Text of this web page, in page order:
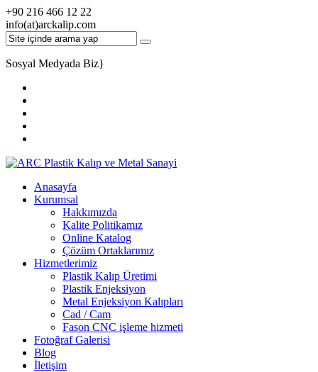
+90 216 466 12 22
info(at)arckalip.com
Sosyal Medyada Biz}
Anasayfa
Kurumsal
Hakkımızda
Kalite Politikamız
Online Katalog
Çözüm Ortaklarımız
Hizmetlerimiz
Plastik Kalıp Üretimi
Plastik Enjeksiyon
Metal Enjeksiyon Kalıpları
Cad / Cam
Fason CNC işleme hizmeti
Fotoğraf Galerisi
Blog
İletişim